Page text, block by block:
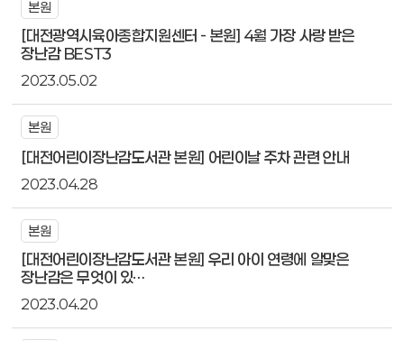
본원
[대전광역시육아종합지원센터 - 본원] 4월 가장 사랑 받은
장난감 BEST3
2023.05.02
본원
[대전어린이장난감도서관 본원] 어린이날 주차 관련 안내
2023.04.28
본원
[대전어린이장난감도서관 본원] 우리 아이 연령에 알맞은
장난감은 무엇이 있…
2023.04.20